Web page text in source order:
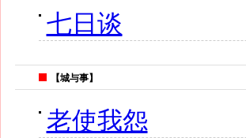
七日谈
【城与事】
老使我怨